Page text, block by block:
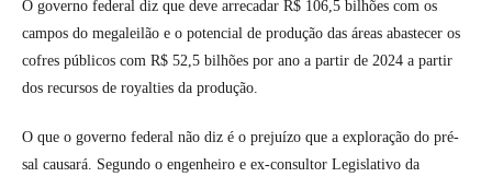
O governo federal diz que deve arrecadar R$ 106,5 bilhões com os
campos do megaleilão e o potencial de produção das áreas abastecer os
cofres públicos com R$ 52,5 bilhões por ano a partir de 2024 a partir
dos recursos de royalties da produção.
O que o governo federal não diz é o prejuízo que a exploração do pré-
sal causará. Segundo o engenheiro e ex-consultor Legislativo da